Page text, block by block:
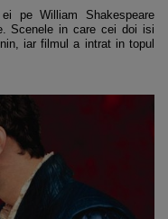
pe William Shakespeare
Scenele in care cei doi isi
iar filmul a intrat in topul